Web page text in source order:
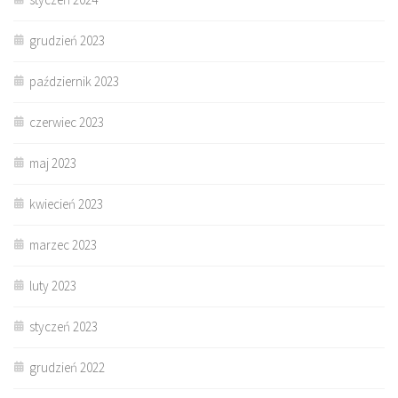
grudzień 2023
październik 2023
czerwiec 2023
maj 2023
kwiecień 2023
marzec 2023
luty 2023
styczeń 2023
grudzień 2022